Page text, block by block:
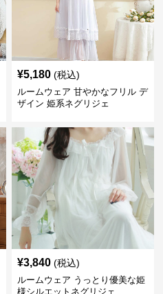
¥5,180 (税込)
ルームウェア 甘やかなフリル デ
ザイン 姫系ネグリジェ
¥3,840 (税込)
ルームウェア うっとり優美な姫
様シルエットネグリジェ